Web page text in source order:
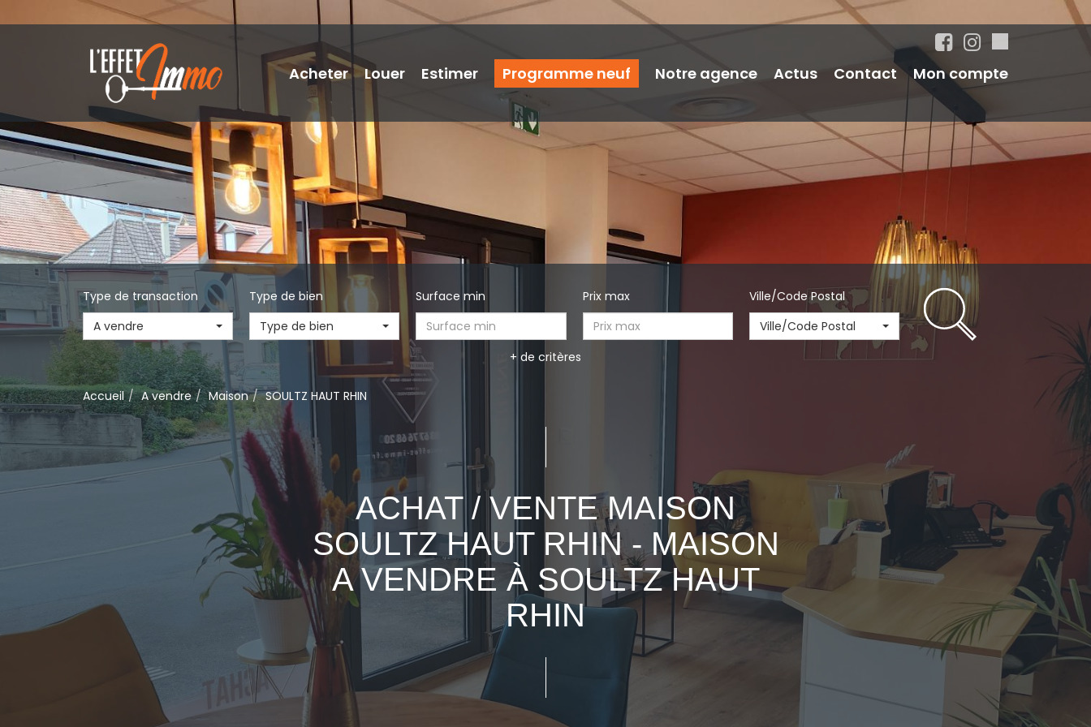
Acheter Louer Estimer Programme neuf Notre agence Actus Contact Mon compte
Type de transaction
A vendre
Type de bien
Type de bien
Surface min Prix max
Ville/Code Postal
Ville/Code Postal
+ de critères
Accueil A vendre Maison SOULTZ HAUT RHIN
ACHAT / VENTE MAISON
SOULTZ HAUT RHIN - MAISON
A VENDRE À SOULTZ HAUT
RHIN